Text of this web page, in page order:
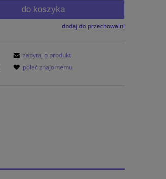
do koszyka
dodaj do przechowalni
zapytaj o produkt
poleć znajomemu